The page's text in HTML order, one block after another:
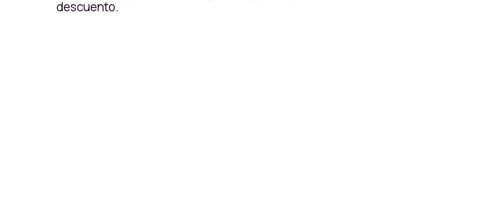
descuento.